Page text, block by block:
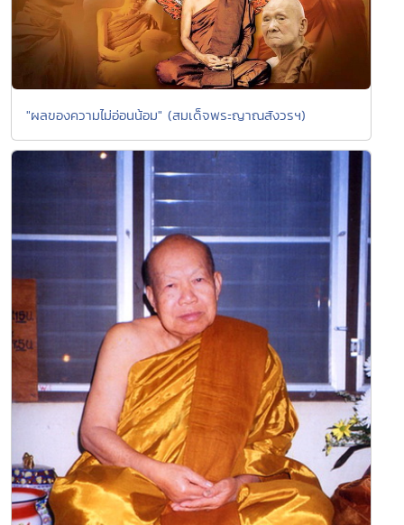
"ผลของความไม่อ่อนน้อม" (สมเด็จพระญาณสังวรฯ)